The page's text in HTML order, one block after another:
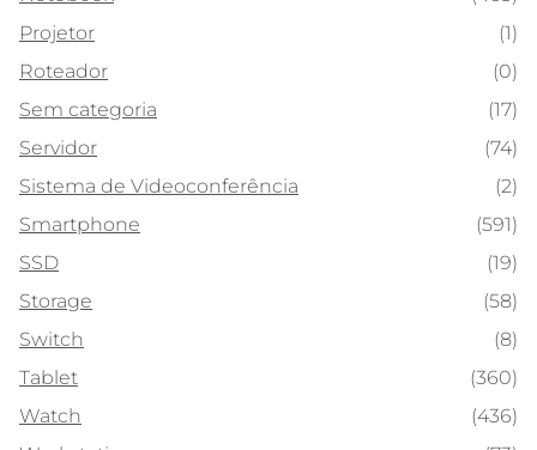
Projetor
(1)
Roteador
(0)
Sem categoria
(17)
Servidor
(74)
Sistema de Videoconferência
(2)
Smartphone
(591)
SSD
(19)
Storage
(58)
Switch
(8)
Tablet
(360)
Watch
(436)